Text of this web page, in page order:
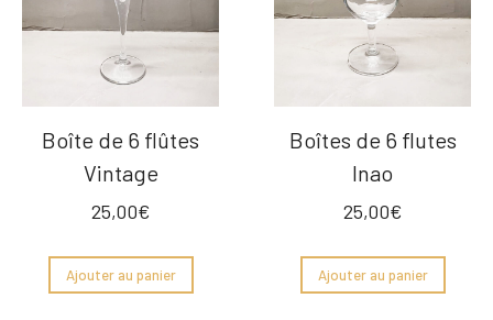
Boîte de 6 flûtes
Vintage
25,00€
Ajouter au panier
Boîtes de 6 flutes
Inao
25,00€
Ajouter au panier